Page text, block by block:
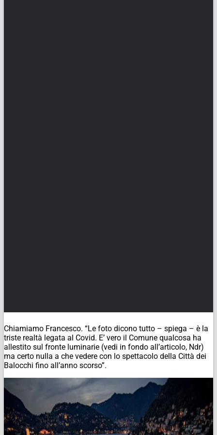
Chiamiamo Francesco. “Le foto dicono tutto – spiega – è la
triste realtà legata al Covid. E’ vero il Comune qualcosa ha
allestito sul fronte luminarie (vedi in fondo all’articolo, Ndr)
ma certo nulla a che vedere con lo spettacolo della Città dei
Balocchi fino all’anno scorso”.